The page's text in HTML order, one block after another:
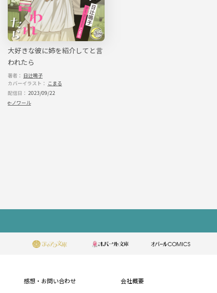
大好きな彼に姉を紹介してと言
われたら
著者： 日辻鳴子
カバーイラスト： こまる
配信日： 2023/09/22
e-ノワール
ッ
感想・お問い合わせ 会社概要